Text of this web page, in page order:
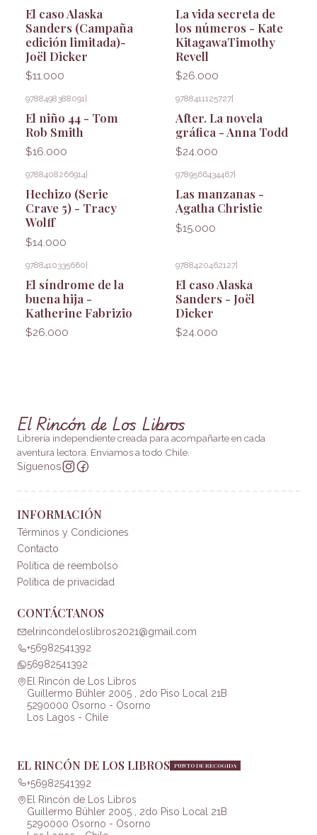
El caso Alaska
Sanders (Campaña
edición limitada)-
Joël Dicker
$11.000
La vida secreta de
los números - Kate
KitagawaTimothy
Revell
$26.000
9788498388091 |
El niño 44 - Tom
Rob Smith
$16.000
9788411125727|
After. La novela
gráfica - Anna Todd
$24.000
9788408266914
Hechizo (Serie
Crave 5) - Tracy
Wolff
$14.000
9789566434467
Las manzanas -
Agatha Christie
$15.000
9788410335660|
El síndrome de la
buena hija -
Katherine Fabrizio
$26.000
9788420462127|
El caso Alaska
Sanders - Joël
Dicker
$24.000
El Rincón de Los Libros
Librería independiente creada para acompañarte en cada
aventura lectora. Enviamos a todo Chile.
Síguenos
INFORMACIÓN
Términos y Condiciones
Contacto
Política de reembolso
Política de privacidad
CONTÁCTANOS
elrincondeloslibros2021@gmail.com
+56982541392
56982541392
El Rincón de Los Libros
Guillermo Bühler 2005 , 2do Piso Local 21B
5290000 Osorno - Osorno
Los Lagos - Chile
EL RINCÓN DE LOS LIBROS PUNTO DE RECOGIDA
+56982541392
El Rincón de Los Libros
Guillermo Bühler 2005 , 2do Piso Local 21B
5290000 Osorno - Osorno